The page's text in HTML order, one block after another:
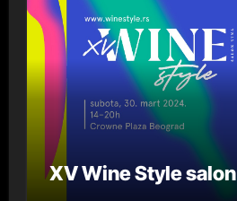
XV Wine Style salon